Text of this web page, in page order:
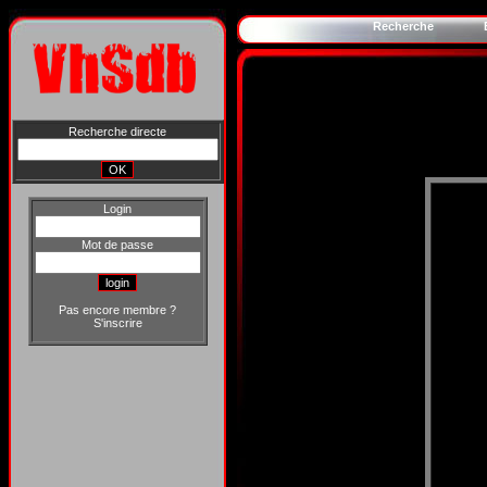
Recherche directe
Login
Mot de passe
Pas encore membre ?
S'inscrire
Recherche